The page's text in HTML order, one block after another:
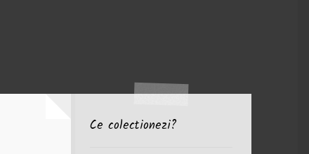
Ce colectionezi?